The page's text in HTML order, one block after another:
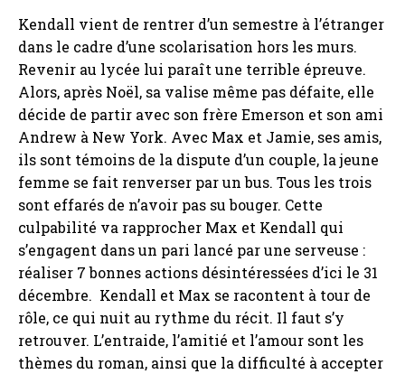
Kendall vient de rentrer d’un semestre à l’étranger
dans le cadre d’une scolarisation hors les murs.
Revenir au lycée lui paraît une terrible épreuve.
Alors, après Noël, sa valise même pas défaite, elle
décide de partir avec son frère Emerson et son ami
Andrew à New York. Avec Max et Jamie, ses amis,
ils sont témoins de la dispute d’un couple, la jeune
femme se fait renverser par un bus. Tous les trois
sont effarés de n’avoir pas su bouger. Cette
culpabilité va rapprocher Max et Kendall qui
s’engagent dans un pari lancé par une serveuse :
réaliser 7 bonnes actions désintéressées d’ici le 31
décembre. Kendall et Max se racontent à tour de
rôle, ce qui nuit au rythme du récit. Il faut s’y
retrouver. L’entraide, l’amitié et l’amour sont les
thèmes du roman, ainsi que la difficulté à accepter